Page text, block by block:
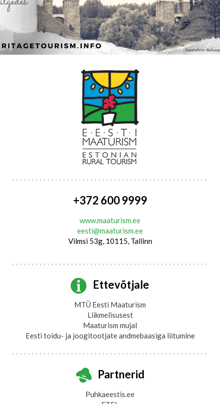
+372 600 9999
www.maaturism.ee
eesti@maaturism.ee
Vilmsi 53g, 10115, Tallinn
Ettevõtjale
MTÜ Eesti Maaturism
Liikmelisusest
Maaturism mujal
Eesti toidu- ja joogitootjate andmebaasiga liitumine
Partnerid
Puhkaeestis.ee